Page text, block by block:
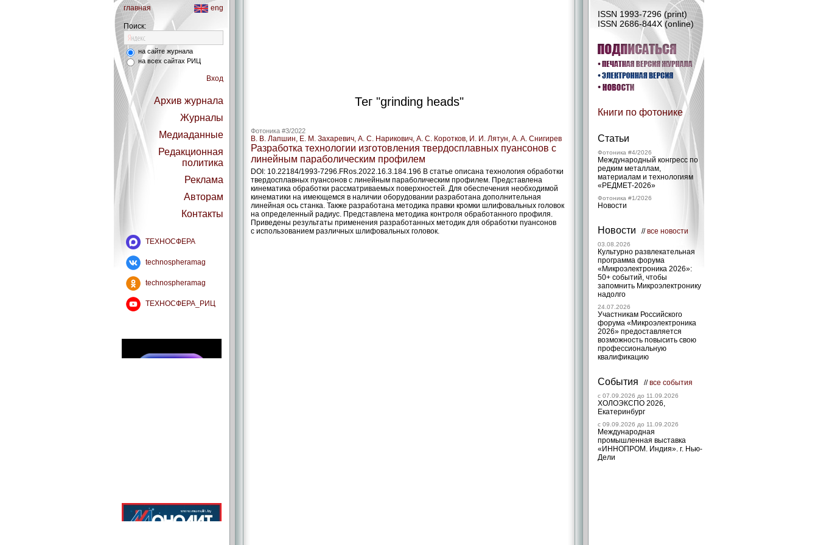
главная eng
Поиск:
на сайте журнала
на всех сайтах РИЦ
Вход
Архив журнала
Журналы
Медиаданные
Редакционная
политика
Реклама
Авторам
Контакты
ТЕХНОСФЕРА
technospheramag
technospheramag
ТЕХНОСФЕРА_РИЦ
ISSN 1993-7296 (print)
ISSN 2686-844X (online)
Книги по фотонике
Статьи
Фотоника #4/2026
Международный конгресс по
редким металлам,
материалам и технологиям
«РЕДМЕТ‑2026»
Фотоника #1/2026
Новости
Новости //все новости
03.08.2026
Культурно развлекательная
программа форума
«Микроэлектроника 2026»:
50+ событий, чтобы
запомнить Микроэлектронику
надолго
24.07.2026
Участникам Российского
форума «Микроэлектроника
2026» предоставляется
возможность повысить свою
профессиональную
квалификацию
События //все события
c 07.09.2026 до 11.09.2026
ХОЛОЭКСПО 2026,
Екатеринбург
c 09.09.2026 до 11.09.2026
Международная
промышленная выставка
«ИННОПРОМ. Индия». г. Нью-
Дели
Тег "grinding heads"
Фотоника #3/2022
В. В. Лапшин, Е. М. Захаревич, А. С. Нарикович, А. С. Коротков, И. И. Лятун, А. А. Снигирев
Разработка технологии изготовления твердосплавных пуансонов с
линейным параболическим профилем
DOI: 10.22184/1993-7296.FRos.2022.16.3.184.196 В статье описана технология обработки
твердосплавных пуансонов с линейным параболическим профилем. Представлена
кинематика обработки рассматриваемых поверхностей. Для обеспечения необходимой
кинематики на имеющемся в наличии оборудовании разработана дополнительная
линейная ось станка. Также разработана методика правки кромки шлифовальных головок
на определенный радиус. Представлена методика контроля обработанного профиля.
Приведены результаты применения разработанных методик для обработки пуансонов
с использованием различных шлифовальных головок.